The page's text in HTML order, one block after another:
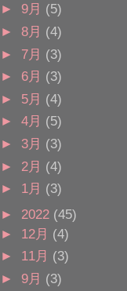
► 9月 (5)
► 8月 (4)
► 7月 (3)
► 6月 (3)
► 5月 (4)
► 4月 (5)
► 3月 (3)
► 2月 (4)
► 1月 (3)
► 2022 (45)
► 12月 (4)
► 11月 (3)
► 9月 (3)